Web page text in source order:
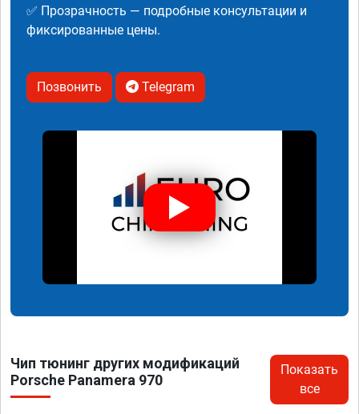
✅ Прозрачность — подробные консультации и
фиксированные цены.
Позвонить Telegram
Чип тюнинг других модификаций
Porsche Panamera 970
Показать
все